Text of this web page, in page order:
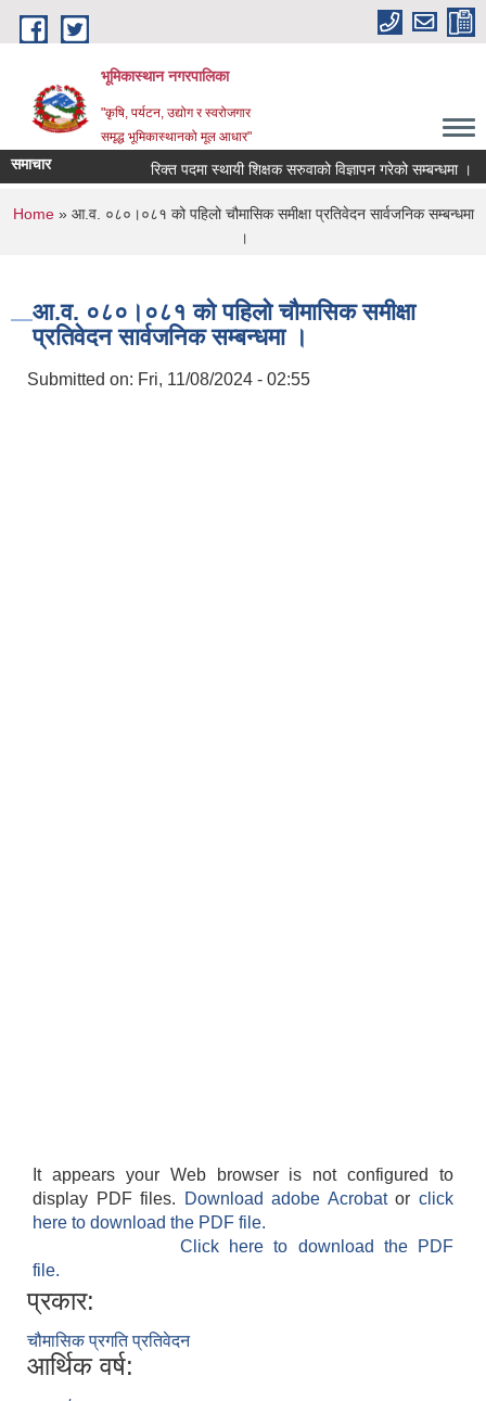
Skip to main content
भूमिकास्थान नगरपालिका
"कृषि, पर्यटन, उद्योग र स्वरोजगार
समृद्ध भूमिकास्थानको मूल आधार"
समाचार रिक्त पदमा स्थायी शिक्षक सरुवाको विज्ञापन गरेको सम्बन्धमा ।
You are here
Home» आ.व. ०८०।०८१ को पहिलो चौमासिक समीक्षा प्रतिवेदन सार्वजनिक सम्बन्धमा
।
आ.व. ०८०।०८१ को पहिलो चौमासिक समीक्षा
प्रतिवेदन सार्वजनिक सम्बन्धमा ।
Submitted on: Fri, 11/08/2024 - 02:55
It appears your Web browser is not configured to
display PDF files.
Download adobe Acrobatorclick
here to download the PDF file.
Click here to download the PDF
file.
प्रकार:
चौमासिक प्रगति प्रतिवेदन
आर्थिक वर्ष: